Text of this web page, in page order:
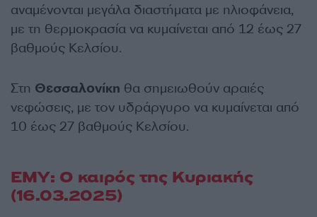
αναμένονται μεγάλα διαστήματα με ηλιοφάνεια,
με τη θερμοκρασία να κυμαίνεται από 12 έως 27
βαθμούς Κελσίου.
Στη Θεσσαλονίκη θα σημειωθούν αραιές
νεφώσεις, με τον υδράργυρο να κυμαίνεται από
10 έως 27 βαθμούς Κελσίου.
ΕΜΥ: Ο καιρός της Κυριακής
(16.03.2025)